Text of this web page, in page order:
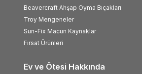
Beavercraft Ahşap Oyma Bıçakları
Troy Mengeneler
Sun-Fix Macun Kaynaklar
Fırsat Ürünleri
Ev ve Ötesi Hakkında